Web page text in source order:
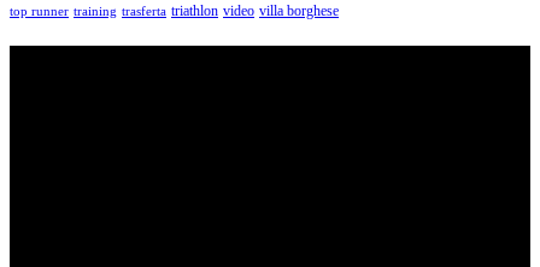
top runner training trasferta triathlon video villa borghese